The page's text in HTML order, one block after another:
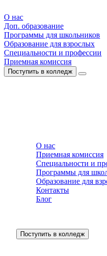
О нас
Доп. образование
Программы для школьников
Образование для взрослых
Специальности и профессии
Приемная комиссия
Поступить в колледж
О нас
Приемная комиссия
Специальности и
Программы для
Образование для
Контакты
Блог
Поступить в колледж